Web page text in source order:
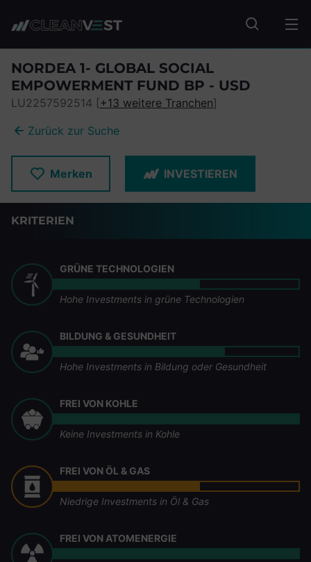
Fonds
NORDEA 1- GLOBAL SOCIAL
EMPOWERMENT FUND BP - USD
LU2257592514 [+13 weitere Tranchen]
Zurück zur Suche
Merken INVESTIEREN
KRITERIEN
GRÜNE TECHNOLOGIEN
Hohe Investments in grüne Technologien
BILDUNG & GESUNDHEIT
Hohe Investments in Bildung oder Gesundheit
FREI VON KOHLE
Keine Investments in Kohle
FREI VON ÖL & GAS
Niedrige Investments in Öl & Gas
FREI VON ATOMENERGIE